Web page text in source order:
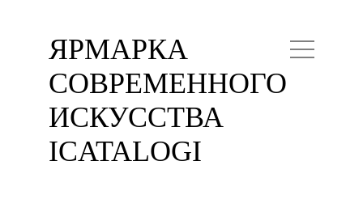
ЯРМАРКА
СОВРЕМЕННОГО
ИСКУССТВА
IСATALOGI